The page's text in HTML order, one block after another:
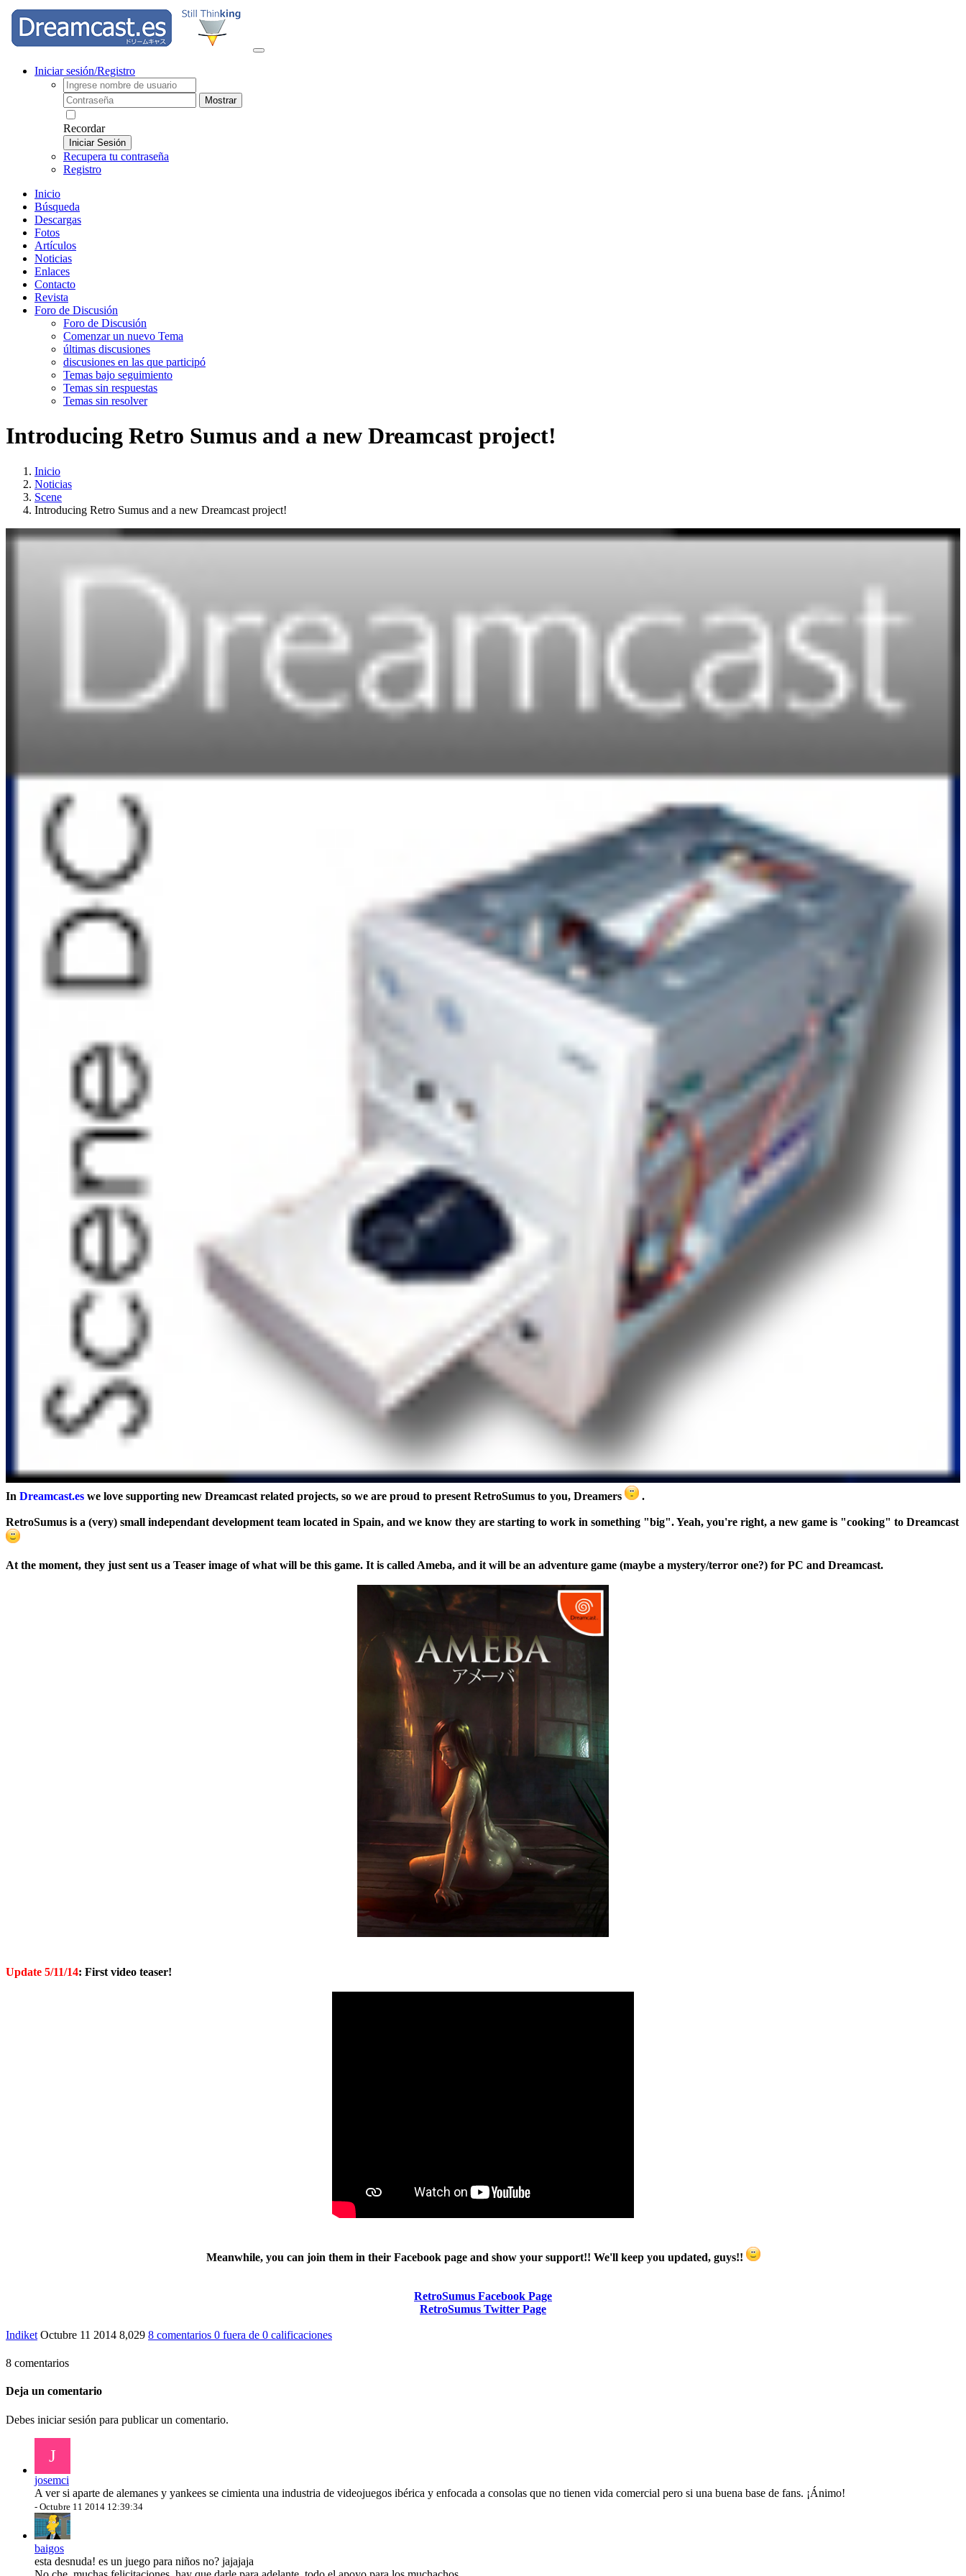
Iniciar sesión/Registro
Mostrar
Recordar
Iniciar Sesión
Recupera tu contraseña
Registro
Inicio
Búsqueda
Descargas
Fotos
Artículos
Noticias
Enlaces
Contacto
Revista
Foro de Discusión
Foro de Discusión
Comenzar un nuevo Tema
últimas discusiones
discusiones en las que participó
Temas bajo seguimiento
Temas sin respuestas
Temas sin resolver
Introducing Retro Sumus and a new Dreamcast project!
Inicio
Noticias
Scene
Introducing Retro Sumus and a new Dreamcast project!
In Dreamcast.es we love supporting new Dreamcast related projects, so we are proud to present RetroSumus to you, Dreamers .
RetroSumus is a (very) small independant development team located in Spain, and we know they are starting to work in something "big". Yeah, you're right, a new game is "cooking" to Dreamcast
At the moment, they just sent us a Teaser image of what will be this game. It is called Ameba, and it will be an adventure game (maybe a mystery/terror one?) for PC and Dreamcast.
Update 5/11/14: First video teaser!
Meanwhile, you can join them in their Facebook pageand show your support!! We'll keep you updated, guys!!
RetroSumus Facebook Page
RetroSumus Twitter Page
Indiket Octubre 11 2014 8,029 8 comentarios 0 fuera de 0 calificaciones
8 comentarios
Deja un comentario
Debes iniciar sesión para publicar un comentario.
J
josemci
A ver si aparte de alemanes y yankees se cimienta una industria de videojuegos ibérica y enfocada a consolas que no tienen vida comercial pero si una buena base de fans. ¡Ánimo!
- Octubre 11 2014 12:39:34
baigos
esta desnuda! es un juego para niños no? jajajaja